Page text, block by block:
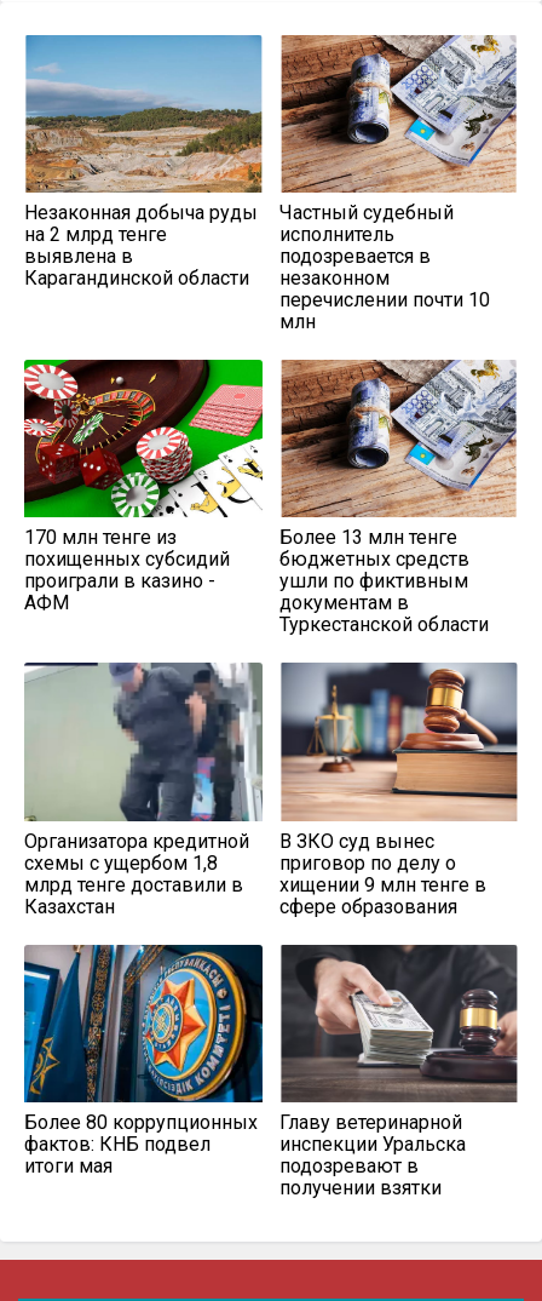
Незаконная добыча руды
на 2 млрд тенге
выявлена в
Карагандинской области
Частный судебный
исполнитель
подозревается в
незаконном
перечислении почти 10
млн
170 млн тенге из
похищенных субсидий
проиграли в казино -
АФМ
Более 13 млн тенге
бюджетных средств
ушли по фиктивным
документам в
Туркестанской области
Организатора кредитной
схемы с ущербом 1,8
млрд тенге доставили в
Казахстан
В ЗКО суд вынес
приговор по делу о
хищении 9 млн тенге в
сфере образования
Более 80 коррупционных
фактов: КНБ подвел
итоги мая
Главу ветеринарной
инспекции Уральска
подозревают в
получении взятки